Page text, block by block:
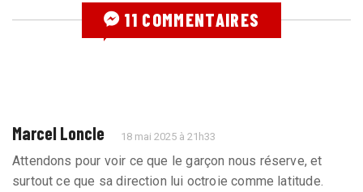
11 COMMENTAIRES
Marcel Loncle 18 mai 2025 à 21h33
Attendons pour voir ce que le garçon nous réserve, et
surtout ce que sa direction lui octroie comme latitude.